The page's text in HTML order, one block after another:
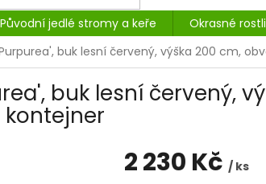
Původní jedlé stromy a keře Okrasné
buk lesní červený, výška 200 cm,
buk lesní červený,
2 230 Kč / ks